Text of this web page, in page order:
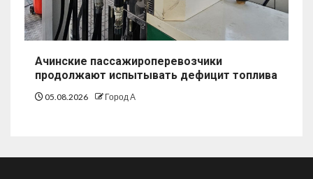
Ачинские пассажироперевозчики
продолжают испытывать дефицит топлива
05.08.2026 Город А